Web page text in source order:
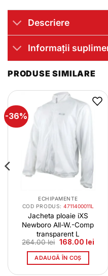
Descriere
Informații
PRODUSE SIMILARE
-36%
ECHIPAMENTE
COD PRODUS:4711400011L
Jacheta ploaie iXS
Newboro All-W.-Comp
transparent L
264.00lei Prețul
a
fost:
168.00 leiPrețul
ADAUGĂ ÎN COȘ